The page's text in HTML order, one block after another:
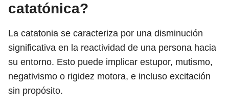
catatónica?
La catatonia se caracteriza por una disminución
significativa en la reactividad de una persona hacia
su entorno. Esto puede implicar estupor, mutismo,
negativismo o rigidez motora, e incluso excitación
sin propósito.